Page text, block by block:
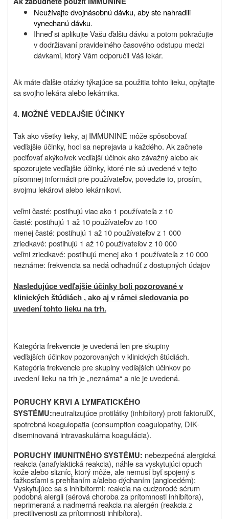
Neužívajte dvojnásobnú dávku, aby ste nahradili
vynechanú dávku.
Ihneď si aplikujte Vašu ďalšiu dávku a potom pokračujte
v dodržiavaní pravidelného časového odstupu medzi
dávkami, ktorý Vám odporučil Váš lekár.
Ak máte ďalšie otázky týkajúce sa použitia tohto lieku, opýtajte
sa svojho lekára alebo lekárnika.
4. MOŽNÉ VEDĽAJŠIE ÚČINKY
Tak ako všetky lieky, aj IMMUNINE môže spôsobovať
vedľajšie účinky, hoci sa neprejavia u každého. Ak začnete
pociťovať akýkoľvek vedľajší účinok ako závažný alebo ak
spozorujete vedľajšie účinky, ktoré nie sú uvedené v tejto
písomnej informácii pre používateľov, povedzte to, prosím,
svojmu lekárovi alebo lekárnikovi.
veľmi časté: postihujú viac ako 1 používateľa z 10
časté: postihujú 1 až 10 používateľov zo 100
menej časté: postihujú 1 až 10 používateľov z 1 000
zriedkavé: postihujú 1 až 10 používateľov z 10 000
veľmi zriedkavé: postihujú menej ako 1 používateľa z 10 000
neznáme: frekvencia sa nedá odhadnúť z dostupných údajov
Nasledujúce vedľajšie účinky boli pozorované v
klinických štúdiách , ako aj v rámci sledovania po
uvedení tohto lieku na trh.
Kategória frekvencie je uvedená len pre skupiny
vedľajších účinkov pozorovaných v klinických štúdiách.
Kategória frekvencie pre skupiny vedľajších účinkov po
uvedení lieku na trh je „neznáma“ a nie je uvedená.
PORUCHY KRVI A LYMFATICKÉHO
SYSTÉMU:neutralizujúce protilátky (inhibítory) proti faktoruIX,
spotrebná koagulopatia (consumption coagulopathy, DIK-
diseminovaná intravaskulárna koagulácia).
PORUCHY IMUNITNÉHO SYSTÉMU: nebezpečná alergická
reakcia (anafylaktická reakcia), náhle sa vyskytujúci opuch
kože alebo slizníc, ktorý môže, ale nemusí byť spojený s
ťažkosťami s prehĺtaním a/alebo dýchaním (angioedém);
Vyskytujúce sa s inhibítormi: reakcia na cudzorodé sérum
podobná alergii (sérová choroba za prítomnosti inhibítora),
neprimeraná a nadmerná reakcia na alergén (reakcia z
precitlivenosti za prítomnosti inhibítora).